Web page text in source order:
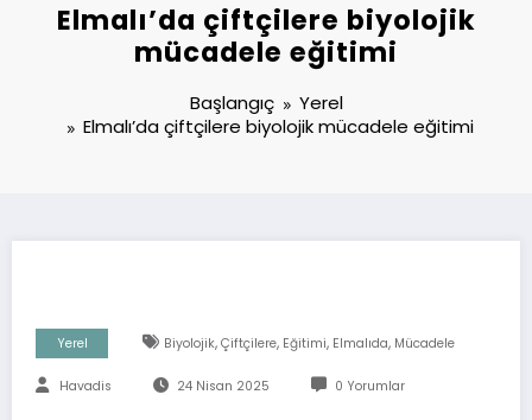
Elmalı’da çiftçilere biyolojik
mücadele eğitimi
Başlangıç
Yerel
Elmalı’da çiftçilere biyolojik mücadele eğitimi
Yerel Biyolojik, Çiftçilere, Eğitimi, Elmalıda, Mücadele
Havadis 24 Nisan 2025 0 Yorumlar